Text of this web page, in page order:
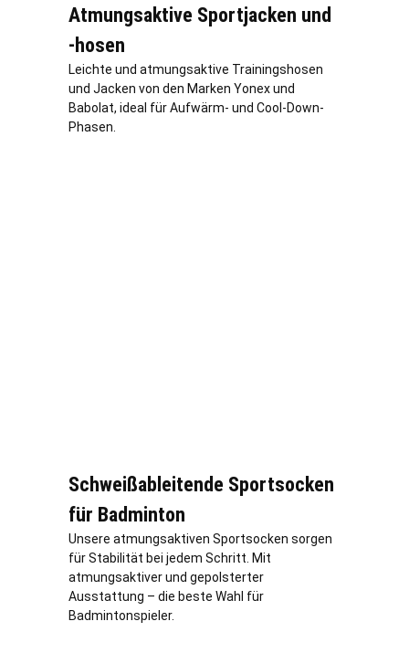
Atmungsaktive Sportjacken und
-hosen
Leichte und atmungsaktive Trainingshosen
und Jacken von den Marken Yonex und
Babolat, ideal für Aufwärm- und Cool-Down-
Phasen.
Schweißableitende Sportsocken
für Badminton
Unsere atmungsaktiven Sportsocken sorgen
für Stabilität bei jedem Schritt. Mit
atmungsaktiver und gepolsterter
Ausstattung – die beste Wahl für
Badmintonspieler.